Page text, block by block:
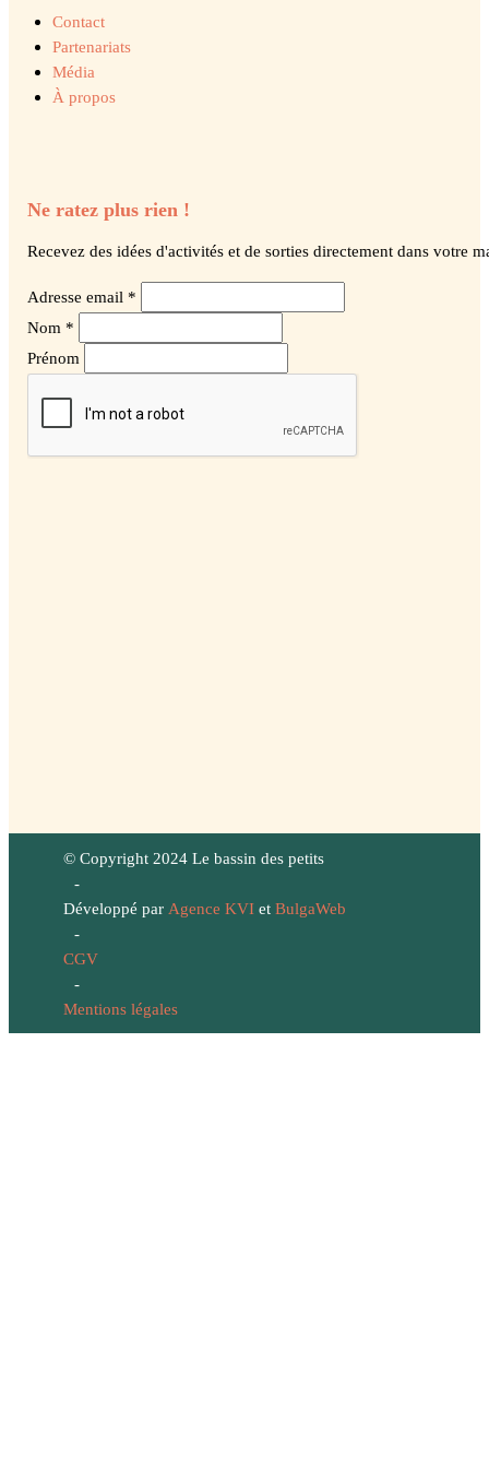
Contact
Partenariats
Média
À propos
Ne ratez plus rien !
Recevez des idées d'activités et de sorties directement dans votre
Adresse email *
Nom *
Prénom
© Copyright 2024 Le bassin des petits
-
Développé par Agence KVIet BulgaWeb
-
CGV
-
Mentions légales